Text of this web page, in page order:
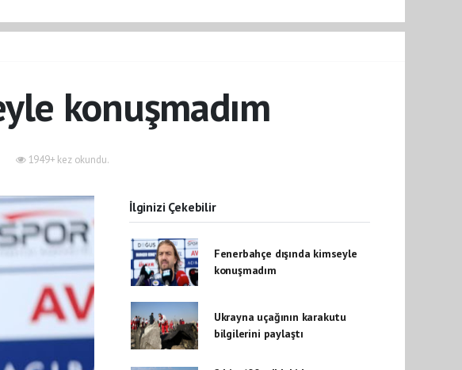
konuşmadım
1949+ kez okundu.
İlginizi Çekebilir
Fenerbahçe dışında kimseyle
konuşmadım
Ukrayna uçağının karakutu
bilgilerini paylaştı